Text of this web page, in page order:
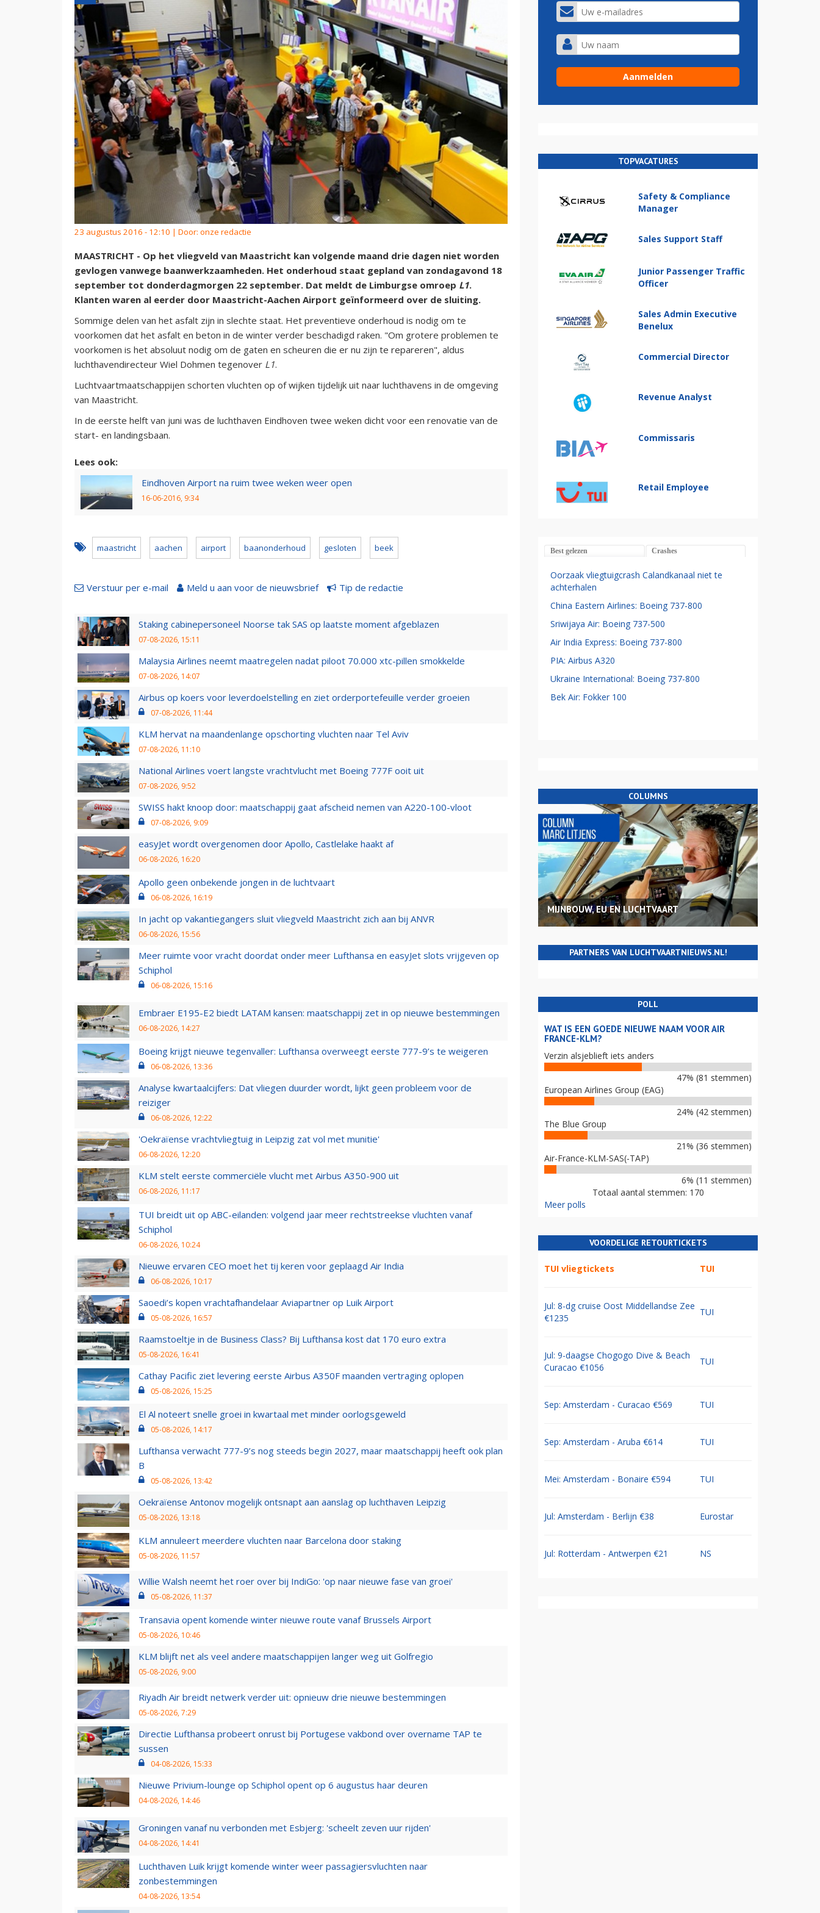
23 augustus 2016 - 12:10 | Door: onze redactie
MAASTRICHT - Op het vliegveld van Maastricht kan volgende maand drie dagen niet worden
gevlogen vanwege baanwerkzaamheden. Het onderhoud staat gepland van zondagavond 18
september tot donderdagmorgen 22 september. Dat meldt de Limburgse omroep L1.
Klanten waren al eerder door Maastricht-Aachen Airport geïnformeerd over de sluiting.
Sommige delen van het asfalt zijn in slechte staat. Het preventieve onderhoud is nodig om te
voorkomen dat het asfalt en beton in de winter verder beschadigd raken. "Om grotere problemen te
voorkomen is het absoluut nodig om de gaten en scheuren die er nu zijn te repareren", aldus
luchthavendirecteur Wiel Dohmen tegenover L1.
Luchtvaartmaatschappijen schorten vluchten op of wijken tijdelijk uit naar luchthavens in de omgeving
van Maastricht.
In de eerste helft van juni was de luchthaven Eindhoven twee weken dicht voor een renovatie van de
start- en landingsbaan.
Lees ook:
Eindhoven Airport na ruim twee weken weer open
16-06-2016, 9:34
maastricht aachen airport baanonderhoud gesloten beek
Verstuur per e-mail Meld u aan voor de nieuwsbrief Tip de redactie
Staking cabinepersoneel Noorse tak SAS op laatste moment afgeblazen
07-08-2026, 15:11
Malaysia Airlines neemt maatregelen nadat piloot 70.000 xtc-pillen smokkelde
07-08-2026, 14:07
Airbus op koers voor leverdoelstelling en ziet orderportefeuille verder groeien
07-08-2026, 11:44
KLM hervat na maandenlange opschorting vluchten naar Tel Aviv
07-08-2026, 11:10
National Airlines voert langste vrachtvlucht met Boeing 777F ooit uit
07-08-2026, 9:52
SWISS hakt knoop door: maatschappij gaat afscheid nemen van A220-100-vloot
07-08-2026, 9:09
easyJet wordt overgenomen door Apollo, Castlelake haakt af
06-08-2026, 16:20
Apollo geen onbekende jongen in de luchtvaart
06-08-2026, 16:19
In jacht op vakantiegangers sluit vliegveld Maastricht zich aan bij ANVR
06-08-2026, 15:56
Meer ruimte voor vracht doordat onder meer Lufthansa en easyJet slots vrijgeven op
Schiphol
06-08-2026, 15:16
Embraer E195-E2 biedt LATAM kansen: maatschappij zet in op nieuwe bestemmingen
06-08-2026, 14:27
Boeing krijgt nieuwe tegenvaller: Lufthansa overweegt eerste 777-9’s te weigeren
06-08-2026, 13:36
Analyse kwartaalcijfers: Dat vliegen duurder wordt, lijkt geen probleem voor de
reiziger
06-08-2026, 12:22
'Oekraïense vrachtvliegtuig in Leipzig zat vol met munitie'
06-08-2026, 12:20
KLM stelt eerste commerciële vlucht met Airbus A350-900 uit
06-08-2026, 11:17
TUI breidt uit op ABC-eilanden: volgend jaar meer rechtstreekse vluchten vanaf
Schiphol
06-08-2026, 10:24
Nieuwe ervaren CEO moet het tij keren voor geplaagd Air India
06-08-2026, 10:17
Saoedi’s kopen vrachtafhandelaar Aviapartner op Luik Airport
05-08-2026, 16:57
Raamstoeltje in de Business Class? Bij Lufthansa kost dat 170 euro extra
05-08-2026, 16:41
Cathay Pacific ziet levering eerste Airbus A350F maanden vertraging oplopen
05-08-2026, 15:25
El Al noteert snelle groei in kwartaal met minder oorlogsgeweld
05-08-2026, 14:17
Lufthansa verwacht 777-9’s nog steeds begin 2027, maar maatschappij heeft ook plan
B
05-08-2026, 13:42
Oekraïense Antonov mogelijk ontsnapt aan aanslag op luchthaven Leipzig
05-08-2026, 13:18
KLM annuleert meerdere vluchten naar Barcelona door staking
05-08-2026, 11:57
Willie Walsh neemt het roer over bij IndiGo: 'op naar nieuwe fase van groei'
05-08-2026, 11:37
Transavia opent komende winter nieuwe route vanaf Brussels Airport
05-08-2026, 10:46
KLM blijft net als veel andere maatschappijen langer weg uit Golfregio
05-08-2026, 9:00
Riyadh Air breidt netwerk verder uit: opnieuw drie nieuwe bestemmingen
05-08-2026, 7:29
Directie Lufthansa probeert onrust bij Portugese vakbond over overname TAP te
sussen
04-08-2026, 15:33
Nieuwe Privium-lounge op Schiphol opent op 6 augustus haar deuren
04-08-2026, 14:46
Groningen vanaf nu verbonden met Esbjerg: 'scheelt zeven uur rijden'
04-08-2026, 14:41
Luchthaven Luik krijgt komende winter weer passagiersvluchten naar
zonbestemmingen
04-08-2026, 13:54
TOPVACATURES
Safety & Compliance
Manager
Sales Support Staff
Junior Passenger Traffic
Officer
Sales Admin Executive
Benelux
Commercial Director
Revenue Analyst
Commissaris
Retail Employee
Best gelezen Crashes
Oorzaak vliegtuigcrash Calandkanaal niet te
achterhalen
China Eastern Airlines: Boeing 737-800
Sriwijaya Air: Boeing 737-500
Air India Express: Boeing 737-800
PIA: Airbus A320
Ukraine International: Boeing 737-800
Bek Air: Fokker 100
COLUMNS
MIJNBOUW, EU EN LUCHTVAART
PARTNERS VAN LUCHTVAARTNIEUWS.NL!
POLL
WAT IS EEN GOEDE NIEUWE NAAM VOOR AIR
FRANCE-KLM?
Verzin alsjeblieft iets anders
47% (81 stemmen)
European Airlines Group (EAG)
24% (42 stemmen)
The Blue Group
21% (36 stemmen)
Air-France-KLM-SAS(-TAP)
6% (11 stemmen)
Totaal aantal stemmen: 170
Meer polls
VOORDELIGE RETOURTICKETS
TUI vliegtickets TUI
Jul: 8-dg cruise Oost Middellandse Zee
€1235
TUI
Jul: 9-daagse Chogogo Dive & Beach
Curacao €1056
TUI
Sep: Amsterdam - Curacao €569 TUI
Sep: Amsterdam - Aruba €614 TUI
Mei: Amsterdam - Bonaire €594 TUI
Jul: Amsterdam - Berlijn €38 Eurostar
Jul: Rotterdam - Antwerpen €21 NS